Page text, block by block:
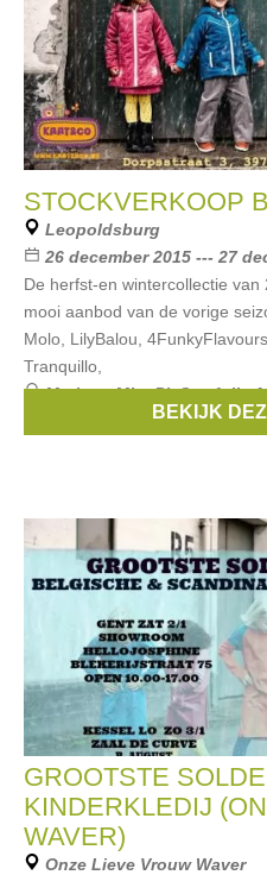
STOCKVERKOOP
Leopoldsburg
26 december 2015 --- 27
De herfst-en wintercollectie
mooi aanbod van de vorige
Molo, LilyBalou,
Tranquillo,
Merken:Mim-Pi,Smafolk,
BEKIJK
GROOTSTE
KINDERKLEDIJ
WAVER)
Onze Lieve Vrouw Waver